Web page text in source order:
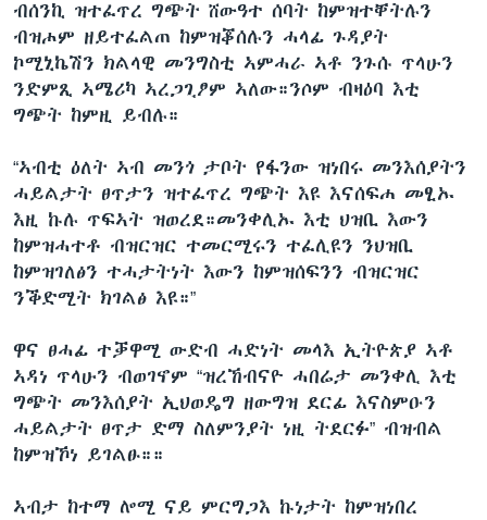
ብሰንኪ ዝተፈጥረ ግጭት ሸውዓተ ሰባት ከምዝተቐትሉን
ብዝሖም ዘይተፈልጠ ከምዝቖሰሉን ሓላፊ ጉዳያት
ኮሚኒኬሽን ክልላዊ መንግስቲ ኣምሓራ ኣቶ ንጉሱ ጥላሁን
ንድምጺ ኣሜሪካ ኣረጋጊፆም ኣለው።ንሶም ብዛዕባ እቲ
ግጭት ከምዚ ይብሉ።
“ኣብቲ ዕለት ኣብ መንጎ ታቦት የፋንው ዝነበሩ መንእሰያትን
ሓይልታት ፀጥታን ዝተፈጥረ ግጭት እዩ እናሰፍሐ መፂኡ
እዚ ኩሉ ጥፍኣት ዝወረደ።መንቀሊኡ እቲ ህዝቢ እውን
ከምዝሓተቶ ብዝርዝር ተመርሚሩን ተፈሊዩን ንህዝቢ
ከምዝገለፅን ተሓታትነት እውን ከምዝሰፍንን ብዝርዝር
ንቕድሚት ክገልፅ እዩ።”
ዋና ፀሓፊ ተቓዋሚ ውድብ ሓድነት መላእ ኢትዮጵያ ኣቶ
ኣዳነ ጥላሁን ብወገኖም “ዝረኸብናዮ ሓበሬታ መንቀሊ እቲ
ግጭት መንእሰያት ኢህወዴግ ዘውግዝ ደርፊ እናስምዑን
ሓይልታት ፀጥታ ድማ ስለምንያት ነዚ ትደርፉ” ብዝብል
ከምዝኾነ ይገልፁ።።
ኣብታ ከተማ ሎሚ ናይ ምርግጋእ ኩነታት ከምዝነበረ